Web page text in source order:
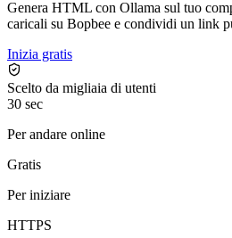
Genera HTML con Ollama sul tuo
caricali su Bopbee e condividi un link
Inizia gratis
Scelto da migliaia di utenti
30 sec
Per andare online
Gratis
Per iniziare
HTTPS